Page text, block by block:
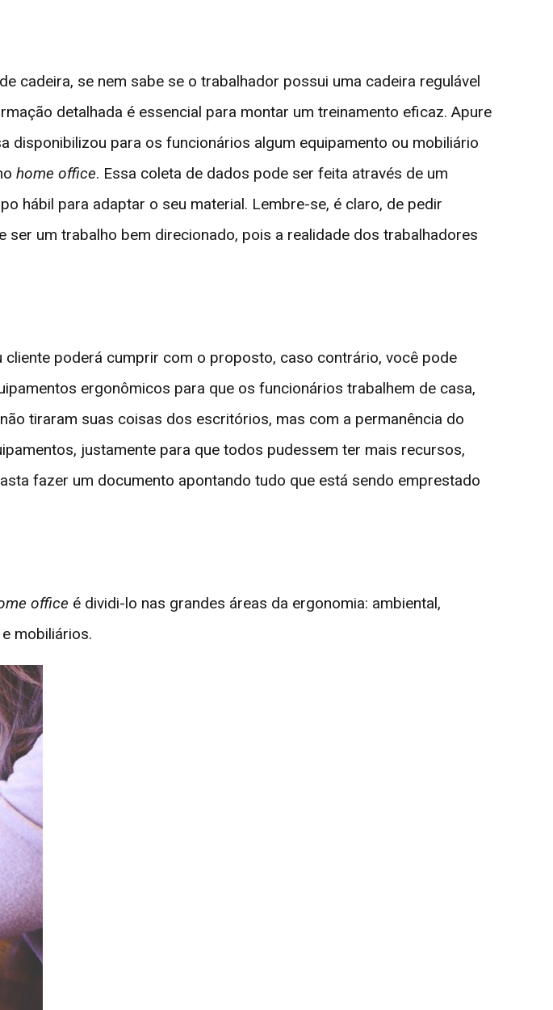
cadeira, se nem sabe se o trabalhador possui uma cadeira regulável
detalhada é essencial para montar um treinamento eficaz. Apure
disponibilizou para os funcionários algum equipamento ou mobiliário
home office. Essa coleta de dados pode ser feita através de um
hábil para adaptar o seu material. Lembre-se, é claro, de pedir
um trabalho bem direcionado, pois a realidade dos trabalhadores
poderá cumprir com o proposto, caso contrário, você pode
ergonômicos para que os funcionários trabalhem de casa,
tiraram suas coisas dos escritórios, mas com a permanência do
justamente para que todos pudessem ter mais recursos,
fazer um documento apontando tudo que está sendo emprestado
office é dividi-lo nas grandes áreas da ergonomia: ambiental,
mobiliários.